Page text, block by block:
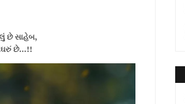
છે સાહેબ,
છે...!!